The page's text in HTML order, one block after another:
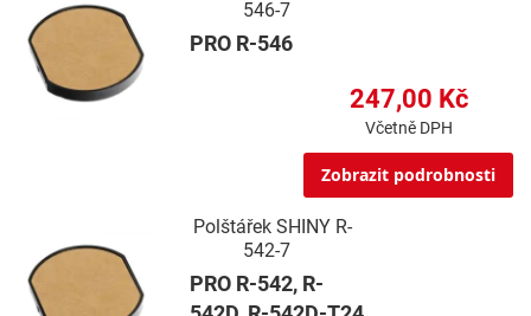
546-7
PRO R-546
247,00 Kč
Včetně DPH
Zobrazit podrobnosti
Polštářek SHINY R-
542-7
PRO R-542, R-